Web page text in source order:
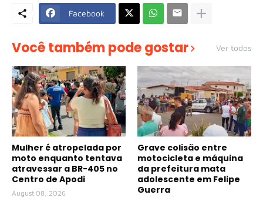
Facebook
Você também pode gostar Ver todos
Mulher é atropelada por
moto enquanto tentava
atravessar a BR-405 no
Centro de Apodi
August 08, 2026
Grave colisão entre
motocicleta e máquina
da prefeitura mata
adolescente em Felipe
Guerra